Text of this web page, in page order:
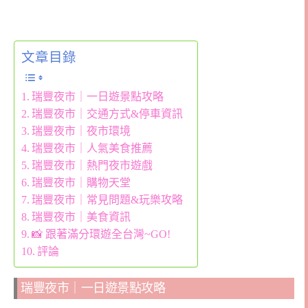
文章目錄
瑞豐夜市｜一日遊景點攻略
瑞豐夜市｜交通方式&停車資訊
瑞豐夜市｜夜市環境
瑞豐夜市｜人氣美食推薦
瑞豐夜市｜熱門夜市遊戲
瑞豐夜市｜購物天堂
瑞豐夜市｜常見問題&玩樂攻略
瑞豐夜市｜美食資訊
📸 跟著滿分環遊全台灣~GO!
評論
瑞豐夜市｜一日遊景點攻略